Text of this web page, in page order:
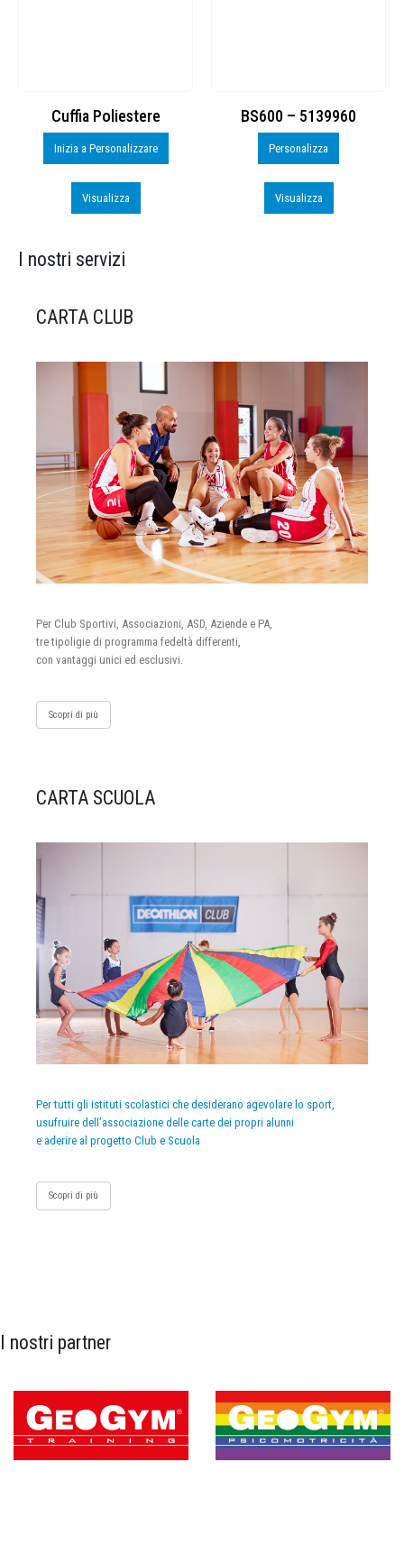
Cuffia Poliestere
Inizia a Personalizzare
Visualizza
BS600 – 5139960
Personalizza
Visualizza
I nostri servizi
CARTA CLUB
Per Club Sportivi, Associazioni, ASD, Aziende e PA,
tre tipoligie di programma fedeltà differenti,
con vantaggi unici ed esclusivi.
Scopri di più
CARTA SCUOLA
Per tutti gli istituti scolastici che desiderano agevolare lo sport,
usufruire dell’associazione delle carte dei propri alunni
e aderire al progetto Club e Scuola
Scopri di più
I nostri partner